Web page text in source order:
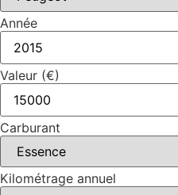
Année
Valeur (€)
Carburant
Kilométrage annuel